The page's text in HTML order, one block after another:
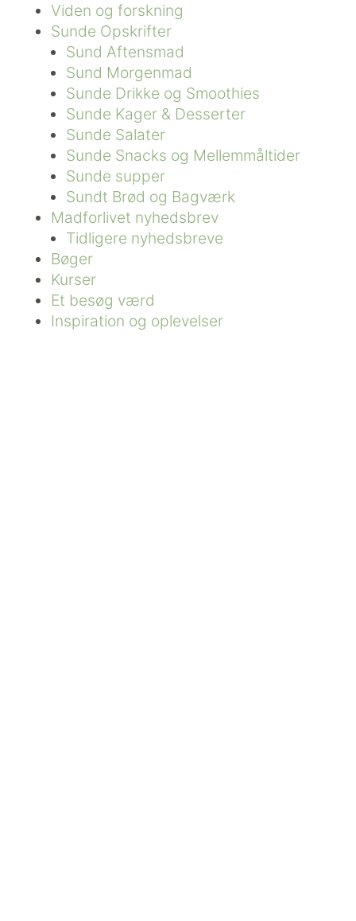
Viden og forskning
Sunde Opskrifter
Sund Aftensmad
Sund Morgenmad
Sunde Drikke og Smoothies
Sunde Kager & Desserter
Sunde Salater
Sunde Snacks og Mellemmåltider
Sunde supper
Sundt Brød og Bagværk
Madforlivet nyhedsbrev
Tidligere nyhedsbreve
Bøger
Kurser
Et besøg værd
Inspiration og oplevelser